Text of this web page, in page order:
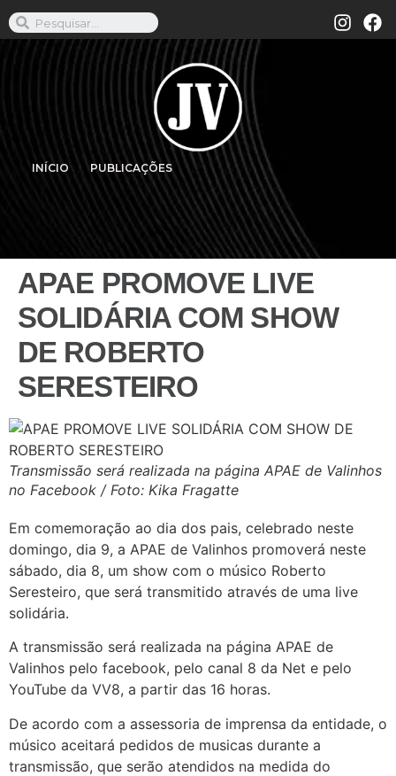
INÍCIO PUBLICAÇÕES
APAE PROMOVE LIVE
SOLIDÁRIA COM SHOW
DE ROBERTO
SERESTEIRO
Transmissão será realizada na página APAE de Valinhos
no Facebook / Foto: Kika Fragatte
Em comemoração ao dia dos pais, celebrado neste
domingo, dia 9, a APAE de Valinhos promoverá neste
sábado, dia 8, um show com o músico Roberto
Seresteiro, que será transmitido através de uma live
solidária.
A transmissão será realizada na página APAE de
Valinhos pelo facebook, pelo canal 8 da Net e pelo
YouTube da VV8, a partir das 16 horas.
De acordo com a assessoria de imprensa da entidade, o
músico aceitará pedidos de musicas durante a
transmissão, que serão atendidos na medida do